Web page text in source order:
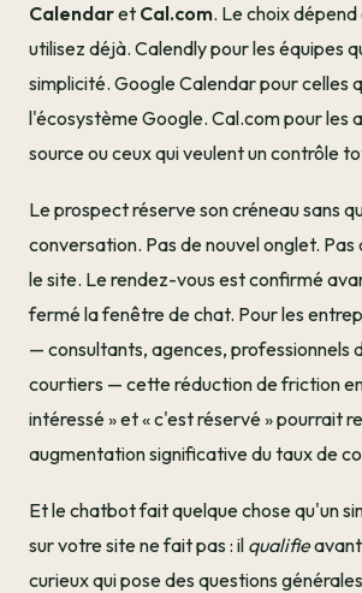
Calendaret Cal.com. Le choix
utilisez déjà. Calendly pour les équipes
simplicité. Google Calendar pour celles
l'écosystème Google. Cal.com pour les
source ou ceux qui veulent un contrôle
Le prospect réserve son créneau sans
conversation. Pas de nouvel onglet. Pas
le site. Le rendez-vous est confirmé
fermé la fenêtre de chat. Pour les
— consultants, agences, professionnels
courtiers — cette réduction de friction
intéressé » et « c'est réservé » pourrait
augmentation significative du taux de
Et le chatbot fait quelque chose qu'un
sur votre site ne fait pas : il qualifieavant
curieux qui pose des questions